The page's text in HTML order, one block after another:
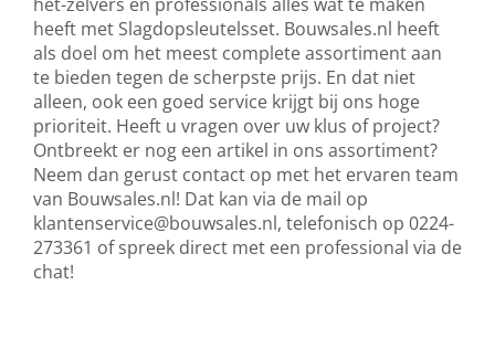
heeft met Slagdopsleutelsset. Bouwsales.nl heeft
als doel om het meest complete assortiment aan
te bieden tegen de scherpste prijs. En dat niet
alleen, ook een goed service krijgt bij ons hoge
prioriteit. Heeft u vragen over uw klus of project?
Ontbreekt er nog een artikel in ons assortiment?
Neem dan gerust contact op met het ervaren team
van Bouwsales.nl! Dat kan via de mail op
klantenservice@bouwsales.nl, telefonisch op 0224-
273361 of spreek direct met een professional via de
chat!